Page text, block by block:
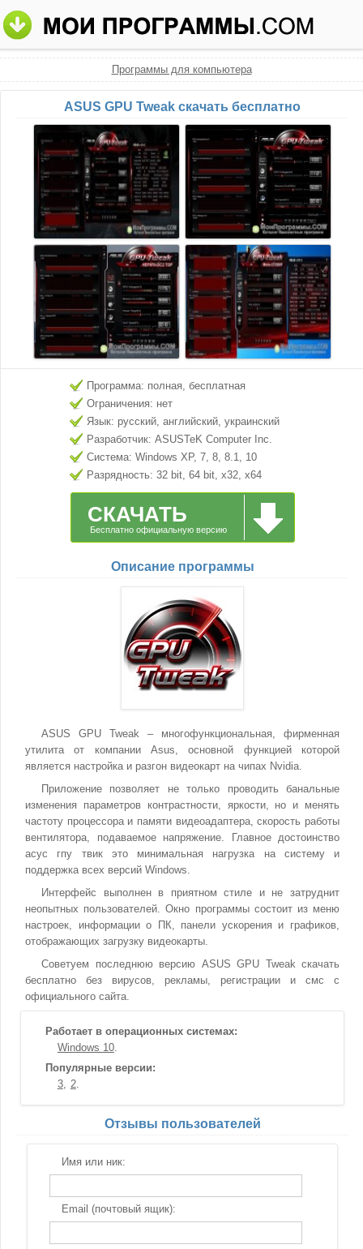
Программы для компьютера
ASUS GPU Tweak скачать бесплатно
Программа: полная, бесплатная
Ограничения: нет
Язык: русский, английский, украинский
Разработчик: ASUSTeK Computer Inc.
Система: Windows XP, 7, 8, 8.1, 10
Разрядность: 32 bit, 64 bit, x32, x64
СКАЧАТЬ
Бесплатно официальную версию
Описание программы
ASUS GPU Tweak – многофункциональная, фирменная
утилита от компании Asus, основной функцией которой
является настройка и разгон видеокарт на чипах Nvidia.
Приложение позволяет не только проводить банальные
изменения параметров контрастности, яркости, но и менять
частоту процессора и памяти видеоадаптера, скорость работы
вентилятора, подаваемое напряжение. Главное достоинство
асус гпу твик это минимальная нагрузка на систему и
поддержка всех версий Windows.
Интерфейс выполнен в приятном стиле и не затруднит
неопытных пользователей. Окно программы состоит из меню
настроек, информации о ПК, панели ускорения и графиков,
отображающих загрузку видеокарты.
Советуем последнюю версию ASUS GPU Tweak скачать
бесплатно без вирусов, рекламы, регистрации и смс с
официального сайта.
Работает в операционных системах:
Windows 10
Популярные версии:
3
2
Отзывы пользователей
Имя или ник:
Email (почтовый ящик):